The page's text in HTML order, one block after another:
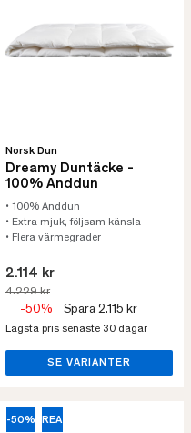
Norsk Dun
Dreamy Duntäcke -
100% Anddun
• 100% Anddun
• Extra mjuk, följsam känsla
• Flera värmegrader
2.114 kr
4.229 kr
-50% Spara 2.115 kr
Lägsta pris senaste 30 dagar
SE VARIANTER
-50% REA